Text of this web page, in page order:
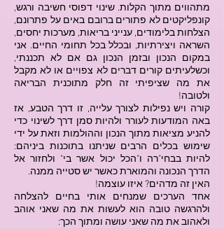
מתהווים מתוך הקלות. שינוי דפוסי חשיבה ורגש,
קונפליקטים לא פתורים ברובם באים על פתרונם,
הצלחות בלימודים, ענייני בריאות, מערכות יחסים,
השראה ויצירתיות, ובכלל בכל תחומי החיים. אני
במקום הנכון ובזמן הנכון גם אם לא תכננתי,
וכשלעיתים קורים דברים לא צפויים או לא מקבל
את מה שציפיתי זה חלק מתוכנית הבריאה
ולטובה!
קורה ויש נפילות לצורך עלייה, זו דרך הטבע, אז
באה המודעות לעורר ולהיות סמן דרך לשינוי כדי
להניע מציאות מתוך הנכון וההולמות וזאת על ידי
שימוש בכלים הרבים שניתנו בתוכנות ביניהם:
להיות בבחי"רה ו"הכל יכול אשר בי" ולחזור אל
הדרך הנכונה והמוארת כאשר יש סטייה ממנה.
האין זה מדהים? איזו עוצמה!
אחד הערכים שמנחים אותי בחיים להצלחה
ולהרגשה טובה הוא לעשות את מה שאני אוהב
ולאהוב את מה שאני עושה ומתוך הכך: